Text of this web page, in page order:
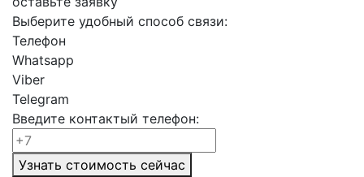
Выберите удобный способ связи:
Телефон
Whatsapp
Viber
Telegram
Введите контактый телефон:
Узнать стоимость сейчас